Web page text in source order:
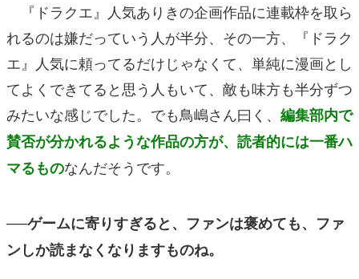
『ドラクエ』人気ありきの企画作品に連載枠を取ら
れるのは嫌だっていう人が半分、その一方、『ドラク
エ』人気に頼ってるだけじゃなくて、単純に漫画とし
てよくできてると思う人もいて、敵も味方も半分ずつ
みたいな感じでした。でも鳥嶋さん曰く、 編集部内で
賛否が分かれるような作品の方が、読者的には一番ハ
マるものなんだそうです。
──ゲームに寄りすぎると、ファンは褒めても、ファ
ンしか読まなくなりますものね。